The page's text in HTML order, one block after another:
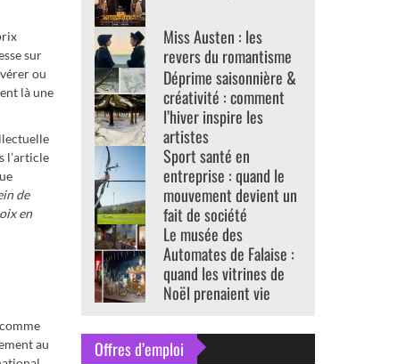
sur
ou
là une
l’article
de
en
au
Miss Austen : les
revers du romantisme
Déprime saisonnière &
créativité : comment
l’hiver inspire les
artistes
Sport santé en
entreprise : quand le
mouvement devient un
fait de société
Le musée des
Automates de Falaise :
quand les vitrines de
Noël prenaient vie
Offres d’emploi